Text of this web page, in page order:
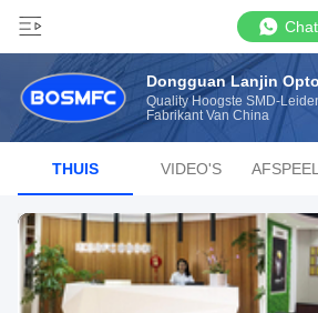
Dongguan Lanjin
Quality Hoogste SMD-
Fabrikant Van China
THUIS VIDEO'S